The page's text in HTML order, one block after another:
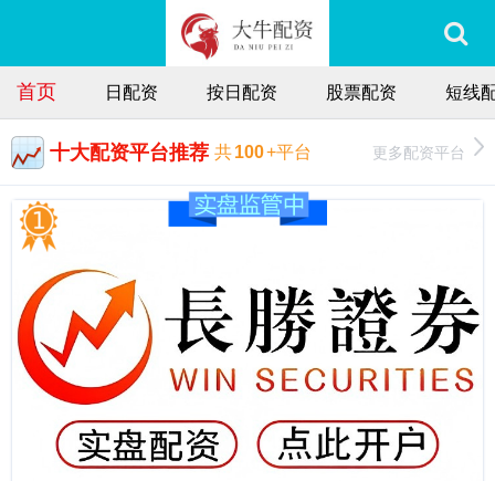
首页 日配资 按日配资 股票配资 短线
十大配资平台推荐 共100+平台 更多配资平台